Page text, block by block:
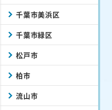
千葉市美浜区
千葉市緑区
松戸市
柏市
流山市